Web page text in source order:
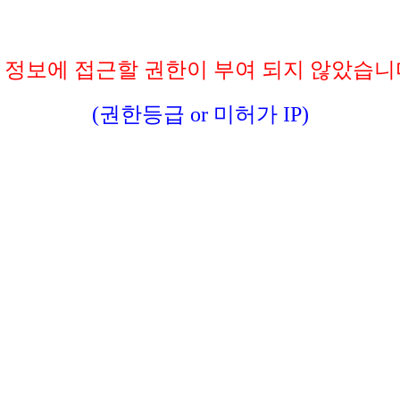
정보에 접근할 권한이 부여 되지 않았습니
(권한등급 or 미허가 IP)